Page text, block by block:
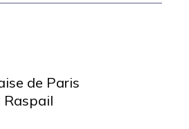
de Paris
Raspail